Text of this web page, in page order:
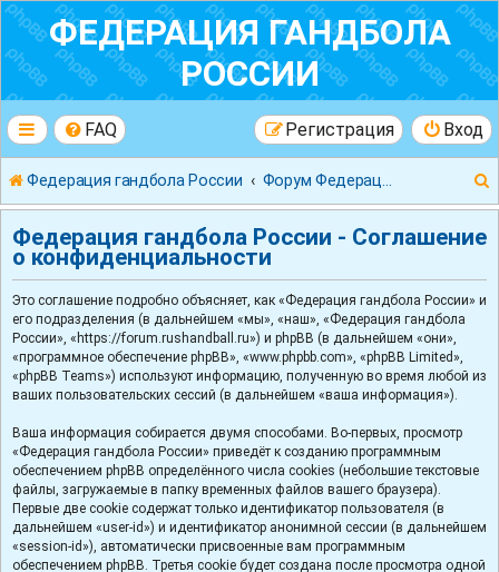
ФЕДЕРАЦИЯ ГАНДБОЛА
РОССИИ
FAQ Вход
Регистрация
Федерация гандбола России
Федерация гандбола России - Соглашение
о конфиденциальности
Это соглашение подробно объясняет, как «Федерация гандбола России» и
его подразделения (в дальнейшем «мы», «наш», «Федерация гандбола
России», «https://forum.rushandball.ru») и phpBB (в дальнейшем «они»,
«программное обеспечение phpBB», «www.phpbb.com», «phpBB Limited»,
«phpBB Teams») используют информацию, полученную во время любой из
ваших пользовательских сессий (в дальнейшем «ваша информация»).
Ваша информация собирается двумя способами. Во-первых, просмотр
«Федерация гандбола России» приведёт к созданию программным
обеспечением phpBB определённого числа cookies (небольшие текстовые
файлы, загружаемые в папку временных файлов вашего браузера).
Первые две cookie содержат только идентификатор пользователя (в
дальнейшем «user-id») и идентификатор анонимной сессии (в дальнейшем
«session-id»), автоматически присвоенные вам программным
обеспечением phpBB. Третья cookie будет создана после просмотра одной